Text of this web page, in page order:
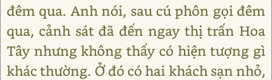
đêm qua. Anh nói, sau cú phôn gọi đêm
qua, cảnh sát đã đến ngay thị trấn Hoa
Tây nhưng không thấy có hiện tượng gì
khác thường. Ở đó có hai khách sạn nhỏ,